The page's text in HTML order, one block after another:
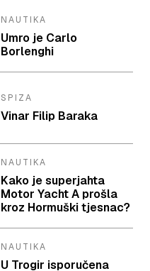
NAUTIKA
Umro je Carlo
Borlenghi
SPIZA
Vinar Filip Baraka
NAUTIKA
Kako je superjahta
Motor Yacht A prošla
kroz Hormuški tjesnac?
NAUTIKA
U Trogir isporučena